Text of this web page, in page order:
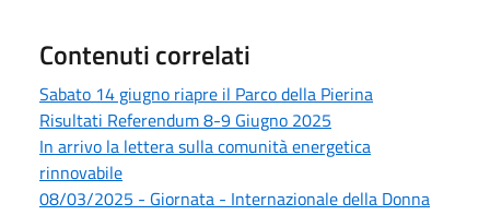
Contenuti correlati
Sabato 14 giugno riapre il Parco della Pierina
Risultati Referendum 8-9 Giugno 2025
In arrivo la lettera sulla comunità energetica
rinnovabile
08/03/2025 - Giornata - Internazionale della Donna